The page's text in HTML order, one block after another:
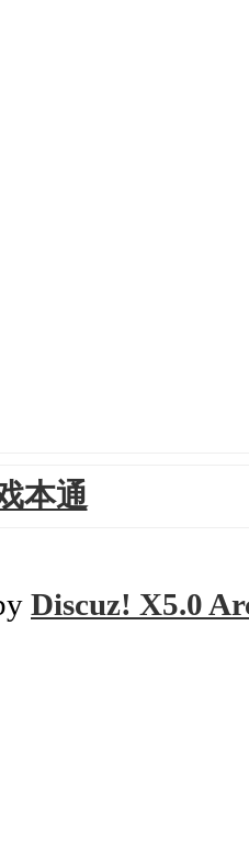
本通
Discuz! X5.0